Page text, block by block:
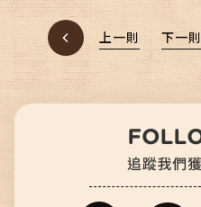
上一則
下一則